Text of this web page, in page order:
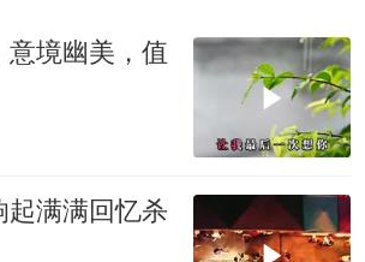
意境幽美，值
满满回忆杀